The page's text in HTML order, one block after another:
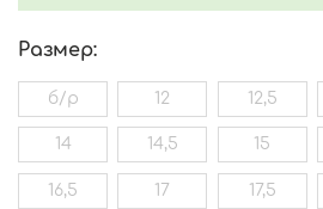
Размер:
б/р 12 12,5
14 14,5 15
16,5 17 17,5